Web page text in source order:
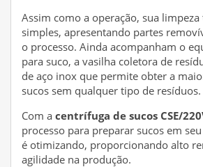
Assim como a operação, sua
simples, apresentando partes
o processo. Ainda acompanham o
para suco, a vasilha coletora de
de aço inox que permite obter a
sucos sem qualquer tipo de resíduos.
Com a centrífuga de sucos CSE/
processo para preparar sucos em
é otimizando, proporcionando alto
agilidade na produção.